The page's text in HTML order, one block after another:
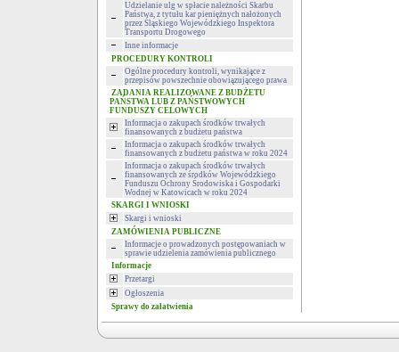
Udzielanie ulg w spłacie należności Skarbu
Państwa, z tytułu kar pieniężnych nałożonych
przez Śląskiego Wojewódzkiego Inspektora
Transportu Drogowego
Inne informacje
PROCEDURY KONTROLI
Ogólne procedury kontroli, wynikające z
przepisów powszechnie obowiązującego prawa
ZADANIA REALIZOWANE Z BUDŻETU
PAŃSTWA LUB Z PAŃSTWOWYCH
FUNDUSZY CELOWYCH
Informacja o zakupach środków trwałych
finansowanych z budżetu państwa
Informacja o zakupach środków trwałych
finansowanych z budżetu państwa w roku 2024
Informacja o zakupach środków trwałych
finansowanych ze środków Wojewódzkiego
Funduszu Ochrony Środowiska i Gospodarki
Wodnej w Katowicach w roku 2024
SKARGI I WNIOSKI
Skargi i wnioski
ZAMÓWIENIA PUBLICZNE
Informacje o prowadzonych postępowaniach w
sprawie udzielenia zamówienia publicznego
Informacje
Przetargi
Ogłoszenia
Sprawy do załatwienia